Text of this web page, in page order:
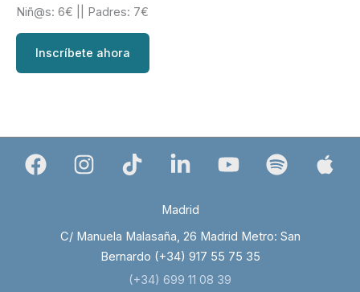
Niñ@s: 6€ || Padres: 7€
Inscríbete ahora
Madrid
C/ Manuela Malasaña, 26 Madrid Metro: San
Bernardo (+34) 917 55 75 35
(+34) 699 11 08 39